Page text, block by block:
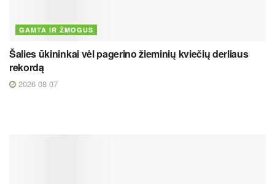
GAMTA IR ŽMOGUS
Šalies ūkininkai vėl pagerino žieminių kviečių derliaus
rekordą
2026 08 07